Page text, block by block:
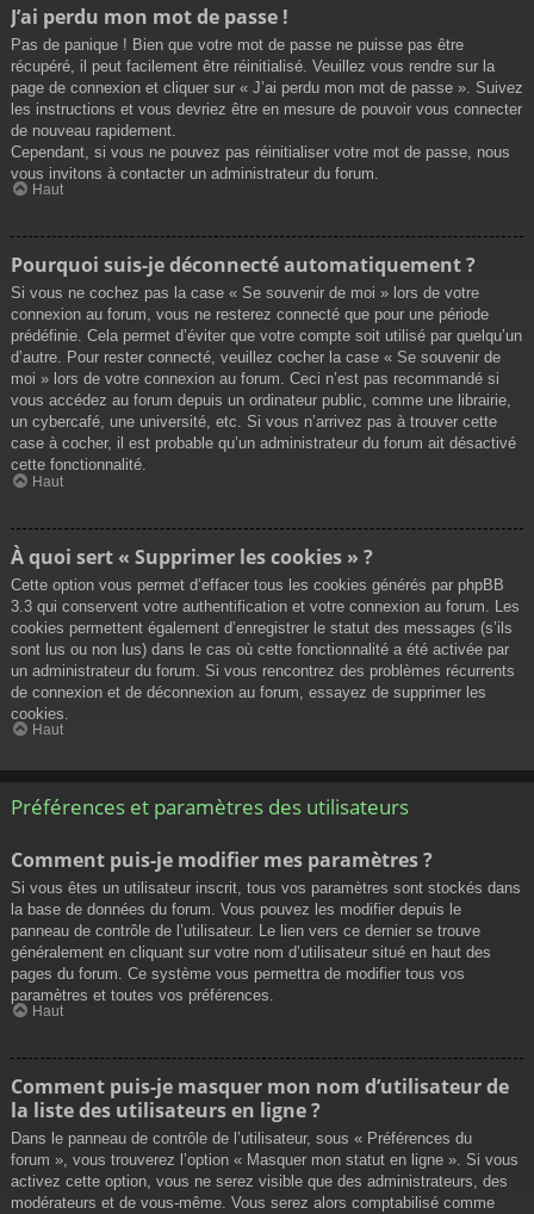
J’ai perdu mon mot de passe !
Pas de panique ! Bien que votre mot de passe ne puisse pas être
récupéré, il peut facilement être réinitialisé. Veuillez vous rendre sur la
page de connexion et cliquer sur « J’ai perdu mon mot de passe ». Suivez
les instructions et vous devriez être en mesure de pouvoir vous connecter
de nouveau rapidement.
Cependant, si vous ne pouvez pas réinitialiser votre mot de passe, nous
vous invitons à contacter un administrateur du forum.
Haut
Pourquoi suis-je déconnecté automatiquement ?
Si vous ne cochez pas la case « Se souvenir de moi » lors de votre
connexion au forum, vous ne resterez connecté que pour une période
prédéfinie. Cela permet d’éviter que votre compte soit utilisé par quelqu’un
d’autre. Pour rester connecté, veuillez cocher la case « Se souvenir de
moi » lors de votre connexion au forum. Ceci n’est pas recommandé si
vous accédez au forum depuis un ordinateur public, comme une librairie,
un cybercafé, une université, etc. Si vous n’arrivez pas à trouver cette
case à cocher, il est probable qu’un administrateur du forum ait désactivé
cette fonctionnalité.
Haut
À quoi sert « Supprimer les cookies » ?
Cette option vous permet d’effacer tous les cookies générés par phpBB
3.3 qui conservent votre authentification et votre connexion au forum. Les
cookies permettent également d’enregistrer le statut des messages (s’ils
sont lus ou non lus) dans le cas où cette fonctionnalité a été activée par
un administrateur du forum. Si vous rencontrez des problèmes récurrents
de connexion et de déconnexion au forum, essayez de supprimer les
cookies.
Haut
Préférences et paramètres des utilisateurs
Comment puis-je modifier mes paramètres ?
Si vous êtes un utilisateur inscrit, tous vos paramètres sont stockés dans
la base de données du forum. Vous pouvez les modifier depuis le
panneau de contrôle de l’utilisateur. Le lien vers ce dernier se trouve
généralement en cliquant sur votre nom d’utilisateur situé en haut des
pages du forum. Ce système vous permettra de modifier tous vos
paramètres et toutes vos préférences.
Haut
Comment puis-je masquer mon nom d’utilisateur de
la liste des utilisateurs en ligne ?
Dans le panneau de contrôle de l’utilisateur, sous « Préférences du
forum », vous trouverez l’option « Masquer mon statut en ligne ». Si vous
activez cette option, vous ne serez visible que des administrateurs, des
modérateurs et de vous-même. Vous serez alors comptabilisé comme